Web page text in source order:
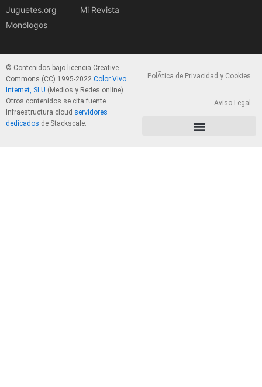
Juguetes.org
Monólogos
Mi Revista
© Contenidos bajo licencia Creative
Commons (CC) 1995-2022 Color Vivo
Internet, SLU (Medios y Redes online).
Otros contenidos se cita fuente.
Infraestructura cloud servidores
dedicados de Stackscale.
PolÃ­tica de Privacidad y Cookies
Aviso Legal